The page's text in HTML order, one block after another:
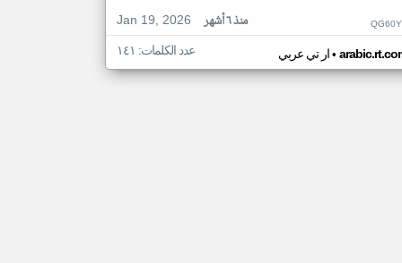
Jan 19, 2026
منذ ٦ أشهر
ار تي عربي• عدد الكلمات: ١٤١